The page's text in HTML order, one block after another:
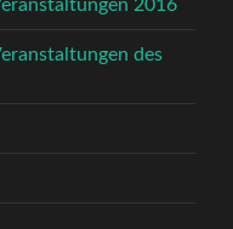
2016
des